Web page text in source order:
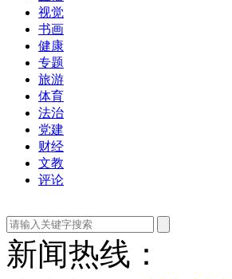
视觉
书画
健康
专题
旅游
体育
法治
党建
财经
文教
评论
新闻热线：